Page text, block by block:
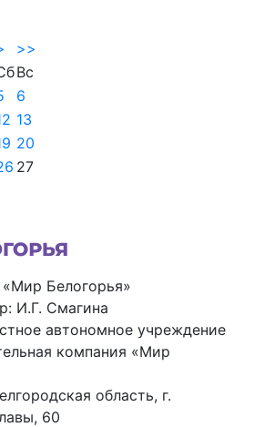
>>
Вс
6
13
20
27
Белогорья»
И.Г. Смагина
автономное учреждение
компания «Мир
область, г.
60